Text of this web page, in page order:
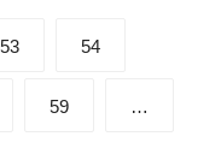
53 54
59 …